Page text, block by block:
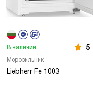
Морозильник
Liebherr Fe 1003
В наличии 5